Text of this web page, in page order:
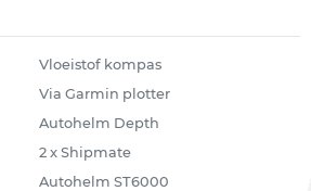
Vloeistof kompas
Via Garmin plotter
Autohelm Depth
2 x Shipmate
Autohelm ST6000